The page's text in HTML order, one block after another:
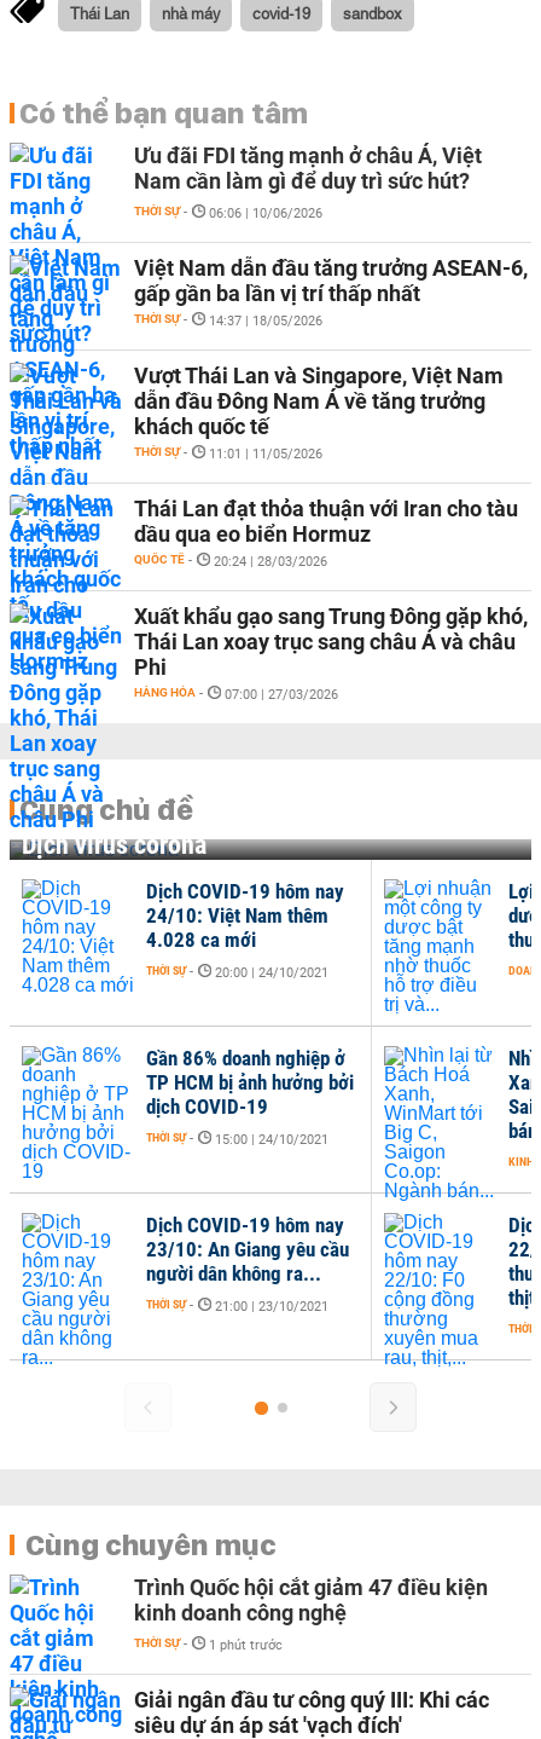
Thái Lan nhà máy covid-19 sandbox
Có thể bạn quan tâm
Ưu đãi FDI tăng mạnh ở châu Á, Việt
Nam cần làm gì để duy trì sức hút?
THỜI SỰ - 06:06 | 10/06/2026
Việt Nam dẫn đầu tăng trưởng ASEAN-6,
gấp gần ba lần vị trí thấp nhất
THỜI SỰ - 14:37 | 18/05/2026
Vượt Thái Lan và Singapore, Việt Nam
dẫn đầu Đông Nam Á về tăng trưởng
khách quốc tế
THỜI SỰ - 11:01 | 11/05/2026
Thái Lan đạt thỏa thuận với Iran cho tàu
dầu qua eo biển Hormuz
QUỐC TẾ - 20:24 | 28/03/2026
Xuất khẩu gạo sang Trung Đông gặp khó,
Thái Lan xoay trục sang châu Á và châu
Phi
HÀNG HÓA - 07:00 | 27/03/2026
Cùng chủ đề
Dịch virus corona
Dịch COVID-19 hôm nay
24/10: Việt Nam thêm
4.028 ca mới
THỜI SỰ - 20:00 | 24/10/2021
Gần 86% doanh nghiệp ở
TP HCM bị ảnh hưởng bởi
dịch COVID-19
THỜI SỰ - 15:00 | 24/10/2021
Dịch COVID-19 hôm nay
23/10: An Giang yêu cầu
người dân không ra...
THỜI SỰ - 21:00 | 23/10/2021
Lợi
KINH
22/
THỜI
Cùng chuyên mục
Trình Quốc hội cắt giảm 47 điều kiện
kinh doanh công nghệ
THỜI SỰ - 1 phút trước
Giải ngân đầu tư công quý III: Khi các
siêu dự án áp sát 'vạch đích'